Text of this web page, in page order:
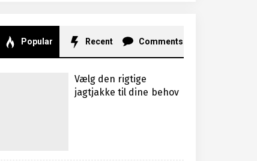
Popular Recent Comments
Vælg den rigtige
jagtjakke til dine behov